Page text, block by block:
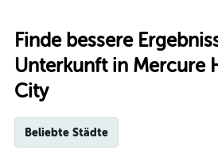
Finde bessere
Unterkunft in Mercure
City
Beliebte Städte